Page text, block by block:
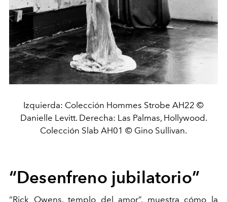
Izquierda: Colección Hommes Strobe AH22 ©
Danielle Levitt. Derecha: Las Palmas, Hollywood.
Colección Slab AH01 © Gino Sullivan.
“Desenfreno jubilatorio”
“Rick Owens, templo del amor”, muestra cómo la